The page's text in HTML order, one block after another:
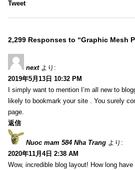
Tweet
2,299 Responses to “Graphic Mesh
next より:
2019年5月13日 10:32 PM
I simply want to mention I’m all new to
likely to bookmark your site . You surely
page.
返信
Nuoc mam 584 Nha Trang より:
2020年11月4日 2:38 AM
Wow, incredible blog layout! How long